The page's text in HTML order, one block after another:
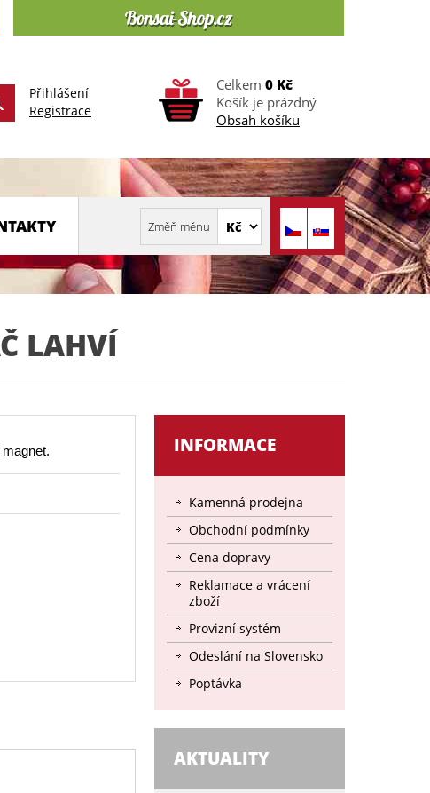
Přihlášení
Registrace
Celkem 0 Kč
Košík je prázdný
Obsah košíku
LAHVÍ
INFORMACE
Kamenná prodejna
Obchodní podmínky
Cena dopravy
Reklamace a vrácení
zboží
Provizní systém
Odeslání na Slovensko
Poptávka
AKTUALITY